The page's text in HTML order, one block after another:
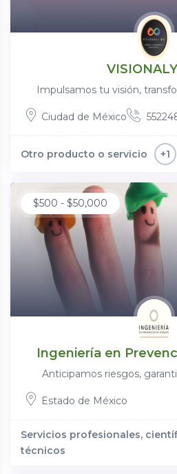
Impulsamos tu visión,
Ciudad de México
Otro producto o servicio +1
$500 - $50,000
Ingeniería en
Anticipamos riesgos,
Estado de México
Servicios profesionales,
técnicos